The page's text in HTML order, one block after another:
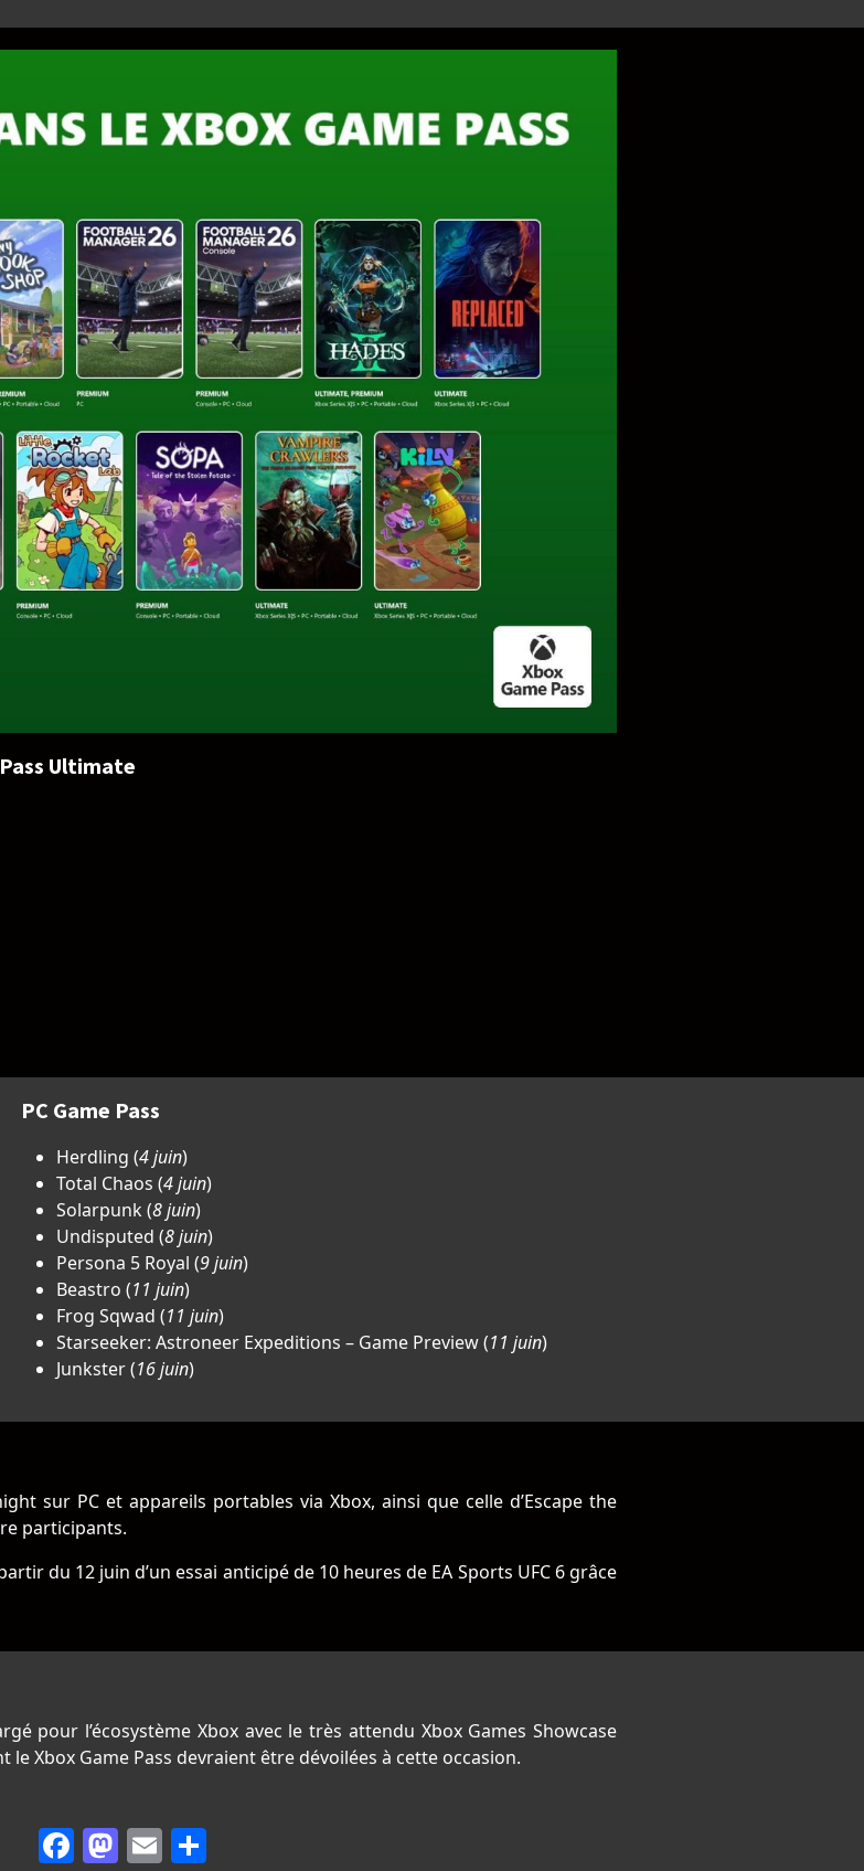
Ultimate
PC Game Pass
Herdling (4 juin)
Total Chaos (4 juin)
Solarpunk (8 juin)
Undisputed (8 juin)
Persona 5 Royal (9 juin)
Beastro (11 juin)
Frog Sqwad (11 juin)
Starseeker: Astroneer Expeditions – Game Preview (11 juin)
Junkster (16 juin)
sur PC et appareils portables via Xbox, ainsi que celle d’Escape the
participants.
du 12 juin d’un essai anticipé de 10 heures de EA Sports UFC 6 grâce
pour l’écosystème Xbox avec le très attendu Xbox Games Showcase
Xbox Game Pass devraient être dévoilées à cette occasion.
Facebook
Mastodon
Email